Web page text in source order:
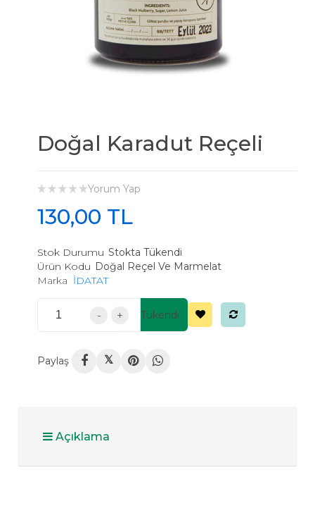
Doğal Karadut Reçeli
Yorum Yap
130,00 TL
Marka İDATAT
Ürün Kodu Doğal Reçel Ve Marmelat
Stok Durumu Stokta Tükendi
- + Tükendi
Paylaş 𝕏
Açıklama